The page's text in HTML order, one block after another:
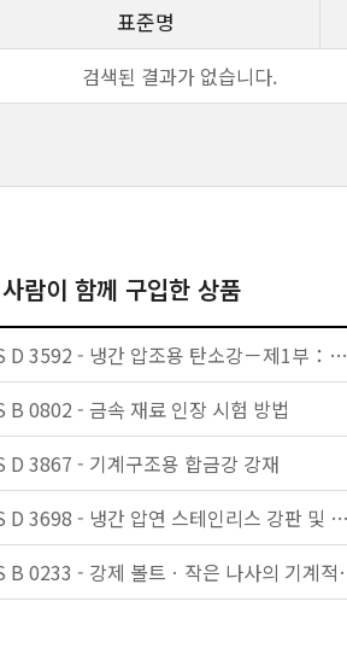
표준명
검색된 결과가 없습니다.
람이 함께 구입한 상품
KS D 3592 - 냉간 압조용 탄소강－제1부：선재
B 0802 - 금속 재료 인장 시험 방법
D 3867 - 기계구조용 합금강 강재
KS D 3698 - 냉간 압연 스테인리스 강판 및 강대
KS B 0233